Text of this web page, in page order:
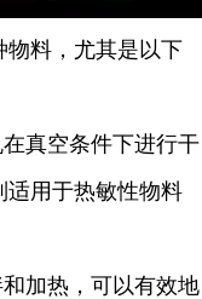
物料，尤其是以下
真空条件下进行干
适用于热敏性物料
加热，可以有效地